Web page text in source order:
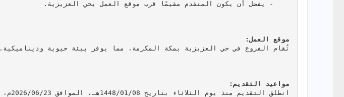
موقع العمل:
تُقام الفروع في حي العزيزية بمكة المكرمة، مما يوفر بيئة حيوية وديناميكية.
مواعيد التقديم:
انطلق التقديم منذ يوم الثلاثاء بتاريخ 1448/01/08هـ، الموافق 2026/06/23م، لذا اغتنم الفرصة الآن!